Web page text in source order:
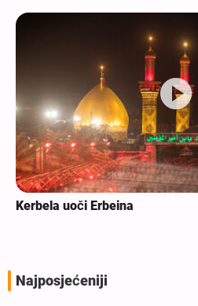
Kerbela uoči Erbeina
Najposjećeniji